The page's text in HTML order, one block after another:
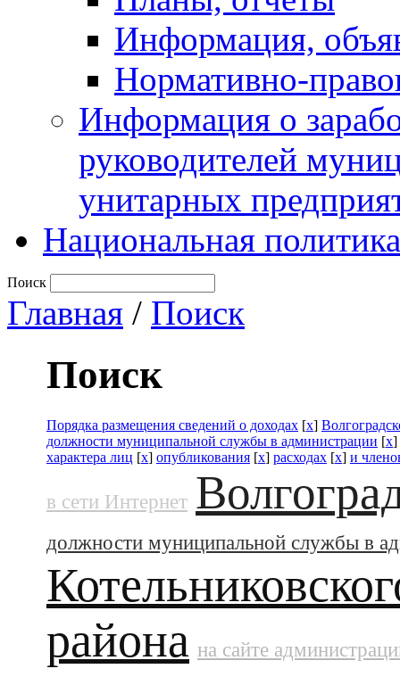
Информация,
Нормативно-
Информация о
руководителей
унитарных
Национальная политика
Поиск
Главная / Поиск
Поиск
Порядка размещения сведений о доходах [x]
должности муниципальной службы в администрации [x]
характера лиц [x] опубликования [x] расходах [x] и
в сети Интернет
должности муниципальной службы в
района на сайте